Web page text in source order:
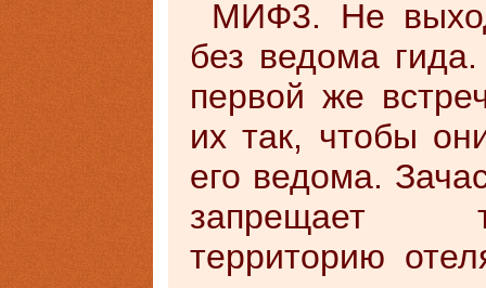
МИФ3. Не
без ведома
первой же
их так, чтобы
его ведома.
запрещает
территорию